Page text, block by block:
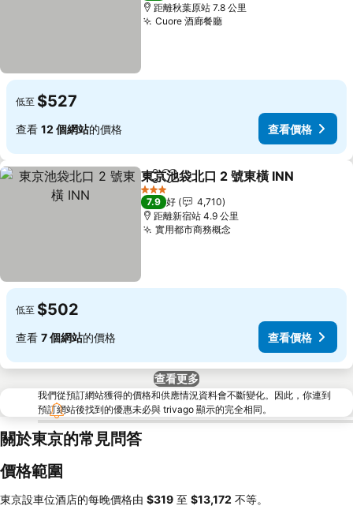
距離秋葉原站 7.8 公里
Cuore 酒廊餐廳
低至 $527
查看 12 個網站的價格 查看價格
分享 放到收藏夾
東京池袋北口 2 號東橫 INN
3 星級
7.9 好
4,710
距離新宿站 4.9 公里
實用都市商務概念
低至 $502
查看 7 個網站的價格 查看價格
查看更多
我們從預訂網站獲得的價格和供應情況資料會不斷變化。因此，你連到
預訂網站後找到的優惠未必與 trivago 顯示的完全相同。
關於東京的常見問答
價格範圍
東京設車位酒店的每晚價格由 ‎$319 至 ‎$13,172 不等。